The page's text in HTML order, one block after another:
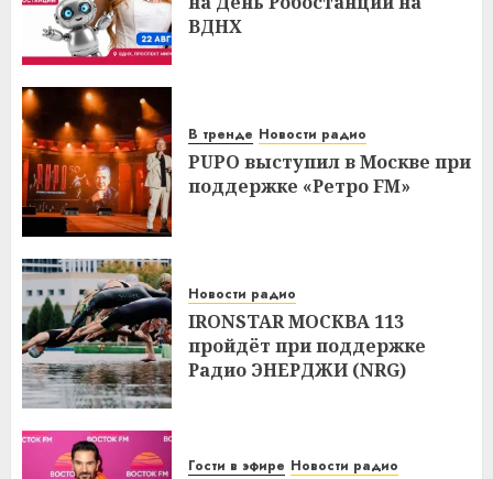
ВДНХ
В тренде Новости радио
PUPO выступил в Москве при
поддержке «Ретро FM»
Новости радио
IRONSTAR МОСКВА 113
пройдёт при поддержке
Радио ЭНЕРДЖИ (NRG)
Гости в эфире Новости радио